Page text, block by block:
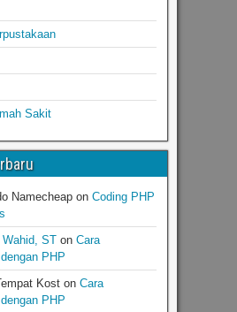
Sakit
Namecheapon Coding PHP
STon Cara
PHP
Koston Cara
PHP